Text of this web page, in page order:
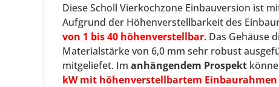
Diese Scholl Vierkochzone Einbauversion ist
Aufgrund der Höhenverstellbarkeit des
von 1 bis 40 höhenverstellbar. Das Gehäuse
Materialstärke von 6,0 mm sehr robust
mitgeliefet. Im anhängendem Prospekt
kW mit höhenverstellbartem